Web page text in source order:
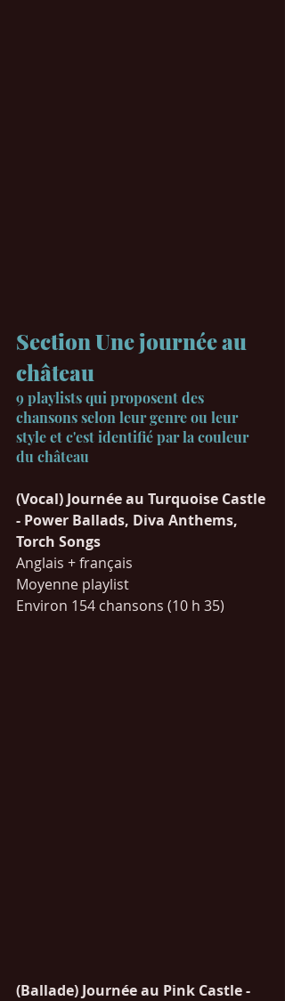
Section Une journée au
château
9 playlists qui proposent des
chansons selon leur genre ou leur
style et c'est identifié par la couleur
du château
(Vocal) Journée au Turquoise Castle
- Power Ballads, Diva Anthems,
Torch Songs
Anglais + français
Moyenne playlist
Environ 154 chansons (10 h 35)
(Ballade) Journée au Pink Castle -